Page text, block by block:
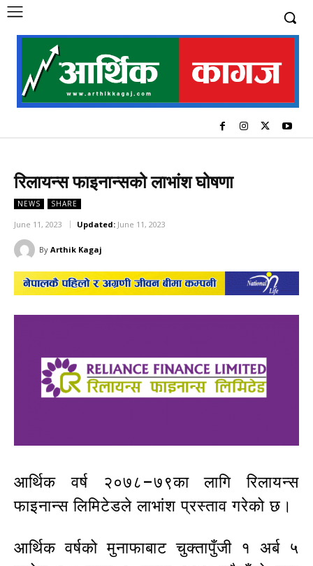
रिलायन्स फाइनान्सको लाभांश घोषणा
NEWS SHARE
June 11, 2023 Updated: June 11, 2023
By Arthik Kagaj
आर्थिक वर्ष २०७८–७९का लागि रिलायन्स
फाइनान्स लिमिटेडले लाभांश प्रस्ताव गरेको छ।
आर्थिक वर्षको मुनाफाबाट चुक्तापुँजी १ अर्ब ५